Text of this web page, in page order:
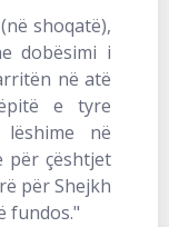
shoqatë),
dobësimi i
në atë
e tyre
në
për çështjet
për Shejkh
fundos."